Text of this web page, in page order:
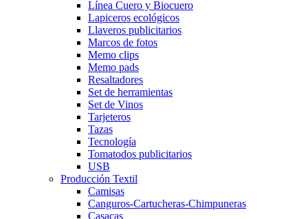
Línea Cuero y Biocuero
Lapiceros ecológicos
Llaveros publicitarios
Marcos de fotos
Memo clips
Memo pads
Resaltadores
Set de herramientas
Set de Vinos
Tarjeteros
Tazas
Tecnología
Tomatodos publicitarios
USB
Producción Textil
Camisas
Canguros-Cartucheras-Chimpuneras
Casacas